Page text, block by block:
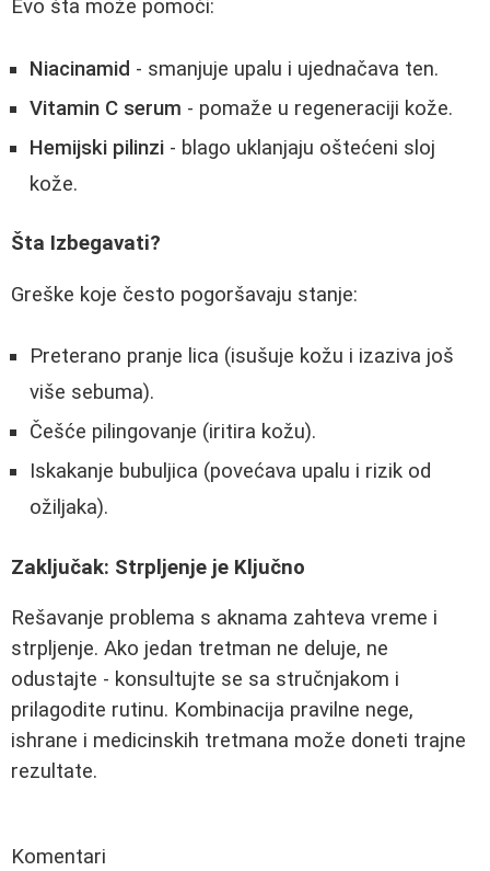
Evo šta može pomoći:
Niacinamid - smanjuje upalu i ujednačava ten.
Vitamin C serum - pomaže u regeneraciji kože.
Hemijski pilinzi - blago uklanjaju oštećeni sloj
kože.
Šta Izbegavati?
Greške koje često pogoršavaju stanje:
Preterano pranje lica (isušuje kožu i izaziva još
više sebuma).
Češće pilingovanje (iritira kožu).
Iskakanje bubuljica (povećava upalu i rizik od
ožiljaka).
Zaključak: Strpljenje je Ključno
Rešavanje problema s aknama zahteva vreme i
strpljenje. Ako jedan tretman ne deluje, ne
odustajte - konsultujte se sa stručnjakom i
prilagodite rutinu. Kombinacija pravilne nege,
ishrane i medicinskih tretmana može doneti trajne
rezultate.
Komentari